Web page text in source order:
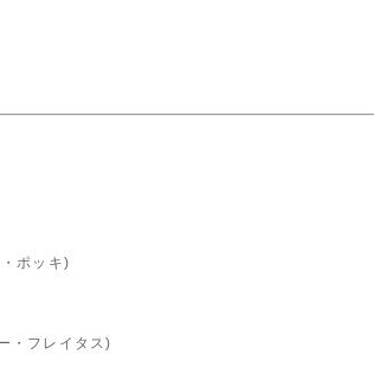
ポッキ)
・フレイタス)